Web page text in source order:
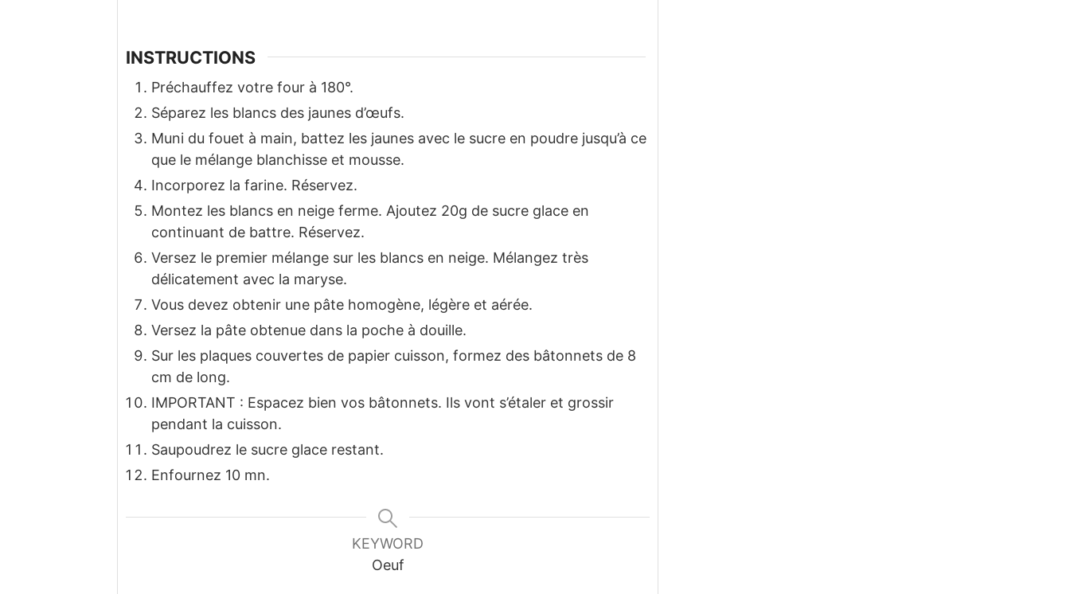
INSTRUCTIONS
Préchauffez votre four à 180°.
Séparez les blancs des jaunes d’œufs.
Muni du fouet à main, battez les jaunes avec le sucre en poudre jusqu’à ce
que le mélange blanchisse et mousse.
Incorporez la farine. Réservez.
Montez les blancs en neige ferme. Ajoutez 20g de sucre glace en
continuant de battre. Réservez.
Versez le premier mélange sur les blancs en neige. Mélangez très
délicatement avec la maryse.
Vous devez obtenir une pâte homogène, légère et aérée.
Versez la pâte obtenue dans la poche à douille.
Sur les plaques couvertes de papier cuisson, formez des bâtonnets de 8
cm de long.
IMPORTANT : Espacez bien vos bâtonnets. Ils vont s’étaler et grossir
pendant la cuisson.
Saupoudrez le sucre glace restant.
Enfournez 10 mn.
KEYWORD
Oeuf